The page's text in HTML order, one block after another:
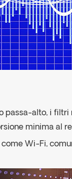
passa-alto, i
minima al
Wi-Fi,